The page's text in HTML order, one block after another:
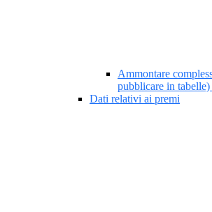
Ammontare
pubblicare in tabelle)
Dati relativi ai premi